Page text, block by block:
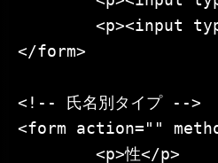
</form>
<!-- 氏名別タイプ -->
<form action=""